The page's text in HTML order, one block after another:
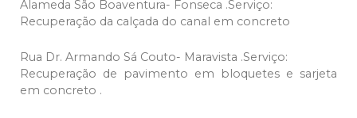
Alameda São Boaventura- Fonseca .Serviço:
Recuperação da calçada do canal em concreto
Rua Dr. Armando Sá Couto- Maravista .Serviço:
Recuperação de pavimento em bloquetes e sarjeta
em concreto .